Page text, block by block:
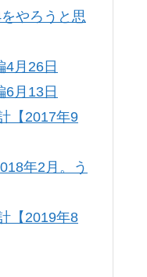
やろうと思
4月26日
6月13日
【2017年9
年2月。う
【2019年8